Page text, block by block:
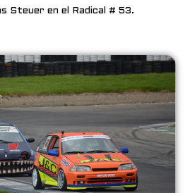
Steuer en el Radical # 53.